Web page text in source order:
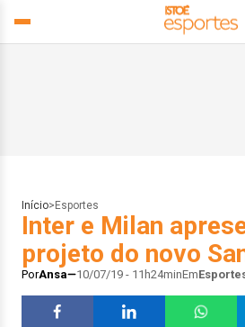
Início> Esportes
Inter e Milan
projeto do novo
PorAnsa 10/07/19 - 11h24minEm